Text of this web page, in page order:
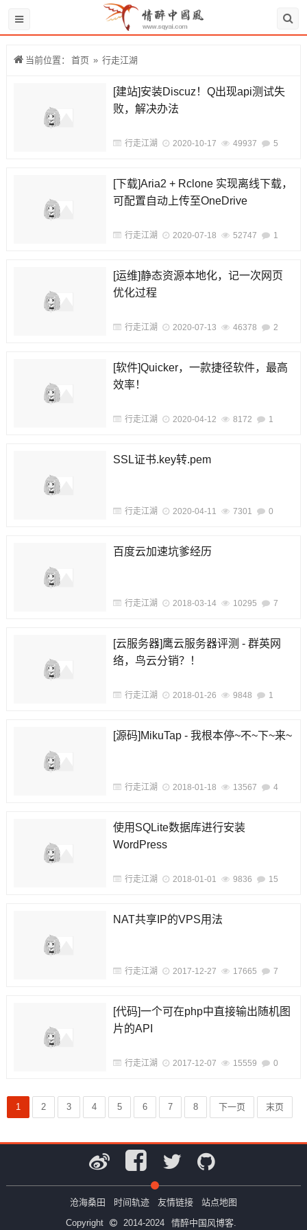
当前位置： 首页 » 行走江湖
[建站]安装Discuz！Q出现api测试失
败，解决办法
行走江湖 2020-10-17 49937 5
[下载]Aria2 + Rclone 实现离线下载，
可配置自动上传至OneDrive
行走江湖 2020-07-18 52747 1
[运维]静态资源本地化，记一次网页
优化过程
行走江湖 2020-07-13 46378 2
[软件]Quicker，一款捷径软件，最高
效率！
行走江湖 2020-04-12 8172 1
SSL证书.key转.pem
行走江湖 2020-04-11 7301 0
百度云加速坑爹经历
行走江湖 2018-03-14 10295 7
[云服务器]鹰云服务器评测 - 群英网
络，鸟云分销？！
行走江湖 2018-01-26 9848 1
[源码]MikuTap - 我根本停~不~下~来~
行走江湖 2018-01-18 13567 4
使用SQLite数据库进行安装
WordPress
行走江湖 2018-01-01 9836 15
NAT共享IP的VPS用法
行走江湖 2017-12-27 17665 7
[代码]一个可在php中直接输出随机图
片的API
行走江湖 2017-12-07 15559 0
1 2 3 4 5 6 7 8 下一页 末页
沧海桑田 时间轨迹 友情链接
站点地图
Copyright
2014-2024 情醉中国风博客.